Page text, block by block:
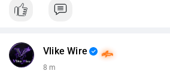
Vlike Wire
8 m